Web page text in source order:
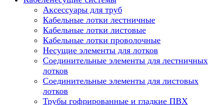
Аксессуары для труб
Кабельные лотки лестничные
Кабельные лотки листовые
Кабельные лотки проволочные
Несущие элементы для лотков
Соединительные элементы для лестничных
лотков
Соединительные элементы для листовых
лотков
Трубы гофрированные и гладкие ПВХ